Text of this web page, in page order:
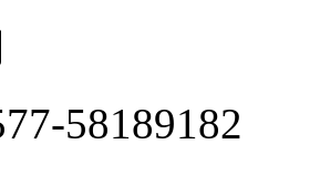
58189182